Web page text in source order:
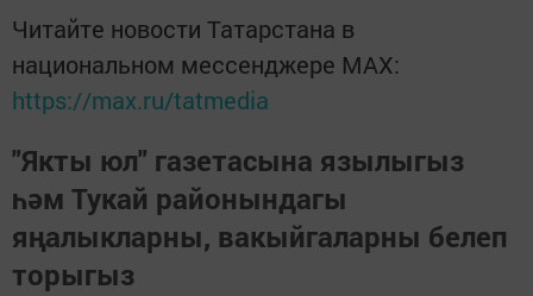
Читайте новости Татарстана в
национальном мессенджере MАХ:
https://max.ru/tatmedia
"Якты юл" газетасына язылыгыз
һәм Тукай районындагы
яңалыкларны, вакыйгаларны белеп
торыгыз